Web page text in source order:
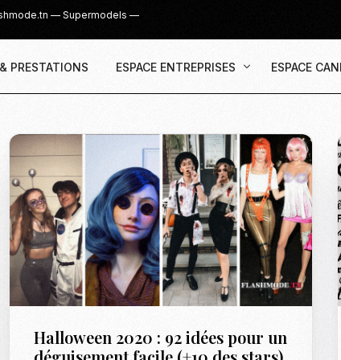
— Supermodels —
PRESTATIONS ESPACE ENTREPRISES
Demande Devis
Agence & Prestations
Recruter des Créateurs UGC
ESPACE
Inscription
UGC
Casting
Cover Girl
Casting
Casting
Halloween 2020 : 92 idées pour un